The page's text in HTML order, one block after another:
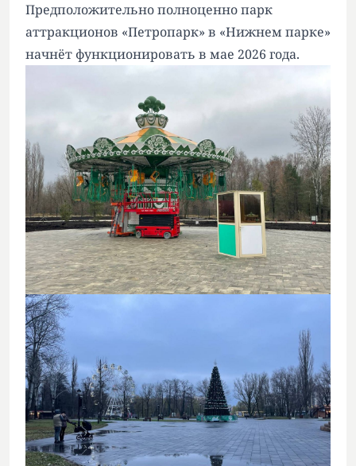
Предположительно полноценно парк
аттракционов «Петропарк» в «Нижнем парке»
начнёт функционировать в мае 2026 года.